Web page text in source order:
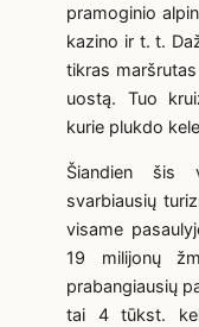
pramoginio
kazino ir t. t.
tikras
uostą. Tuo
kurie plukdo
Šiandien šis
svarbiausių
visame
19 milijonų
prabangiausių
tai 4 tūkst.